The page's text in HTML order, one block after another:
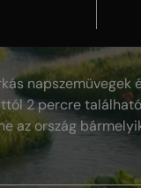
napszemüvegek
2 percre
az ország